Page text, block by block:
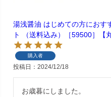
湯浅醤油 はじめての方におす
ト （送料込み）［59500］【
購入者
投稿日 2024/12/18
お歳暮にしました。